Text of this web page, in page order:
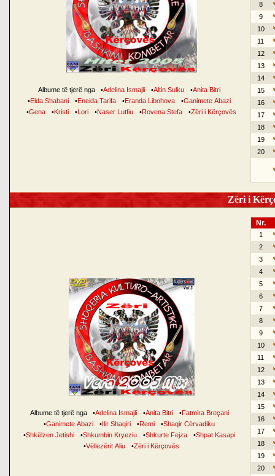
Albume të tjerë nga •Adelina Ismajli •Altin Sulku •Anita Bitri
•Elda Shabani •Eneida Tarifa •Eranda Libohova •Ganimete Abazi
•Gena •Kristi •Lori •Naser Lutfiu •Rovena Stefa •Zëri i Kërçovës
8
9
10
11
12
13
14
15
16
17
18
19
20
Zëri i
Albume të tjerë nga •Adelina Ismajli •Anita Bitri •Fatmira Breçani
•Ganimete Abazi •Ilir Shaqiri •Remi •Shaqir Cërvadiku
•Shkëlzen Jetishi •Shkumbin Kryeziu •Shkurte Fejza •Shpat Kasapi
•Vëllezërit Aliu •Zëri i Kërçovës
Nr.
1
2
3
4
5
6
7
8
9
10
11
12
13
14
15
16
17
18
19
20